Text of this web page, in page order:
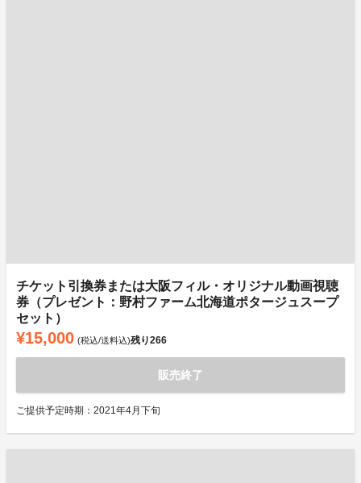
チケット引換券または大阪フィル・オリジナル動画視聴
券（プレゼント：野村ファーム北海道ポタージュスープ
セット）
¥15,000 (税込/送料込)残り266
販売終了
ご提供予定時期：2021年4月下旬